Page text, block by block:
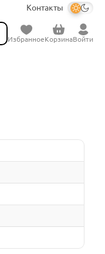
Контакты
ИзбранноеКорзинаВойти